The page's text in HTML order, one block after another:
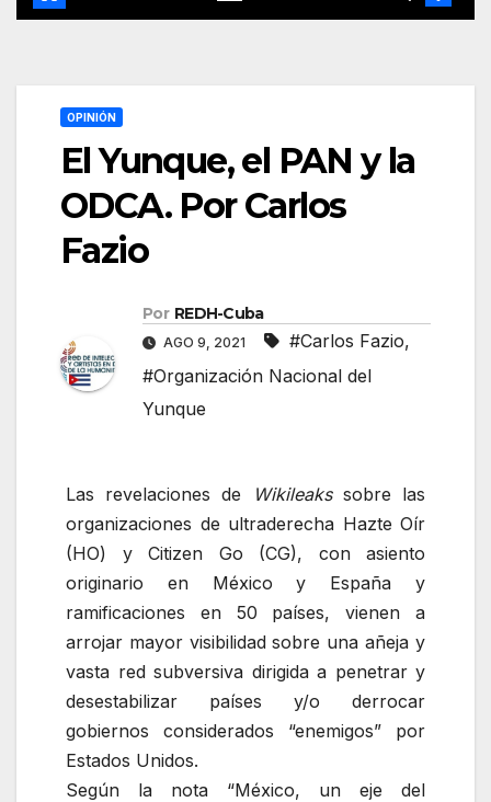
OPINIÓN
El Yunque, el PAN y la
ODCA. Por Carlos
Fazio
Por REDH-Cuba
AGO 9, 2021 #Carlos Fazio,
#Organización Nacional del
Yunque
Las revelaciones de Wikileaks sobre las
organizaciones de ultraderecha Hazte Oír
(HO) y Citizen Go (CG), con asiento
originario en México y España y
ramificaciones en 50 países, vienen a
arrojar mayor visibilidad sobre una añeja y
vasta red subversiva dirigida a penetrar y
desestabilizar países y/o derrocar
gobiernos considerados
enemigos
por
Estados Unidos.
Según la nota “México, un eje del